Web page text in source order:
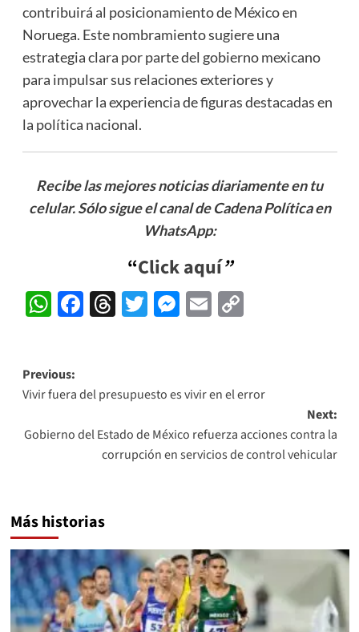
contribuirá al posicionamiento de México en
Noruega. Este nombramiento sugiere una
estrategia clara por parte del gobierno mexicano
para impulsar sus relaciones exteriores y
aprovechar la experiencia de figuras destacadas en
la política nacional.
Recibe las mejores noticias diariamente en tu
celular. Sólo sigue el canal de Cadena Política en
WhatsApp:
“Clickaquí”
WhatsApp
Facebook
Threads
Twitter
Messenger
EmailCopy
Post
navigation
Previous:
Vivir fuera del presupuesto es vivir en el error
Next:
Gobierno del Estado de México refuerza acciones contra la
corrupción en servicios de control vehicular
Más historias